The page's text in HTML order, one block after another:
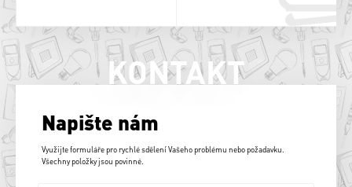
KONTAKT
Napište nám
Využijte formuláře pro rychlé sdělení Vašeho problému nebo požadavku.
Všechny položky jsou povinné.